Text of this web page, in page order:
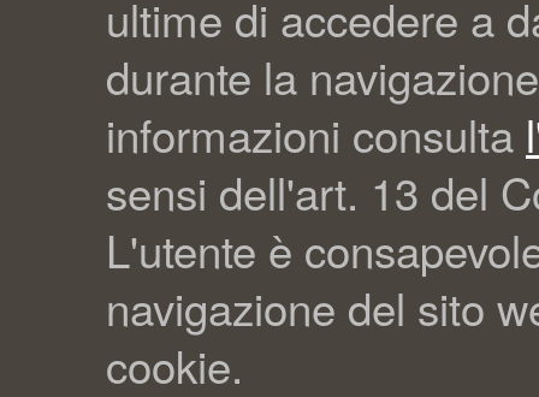
ultime di accedere a
durante la
informazioni consulta
sensi dell'art. 13 del
L'utente è
navigazione del sito
cookie.